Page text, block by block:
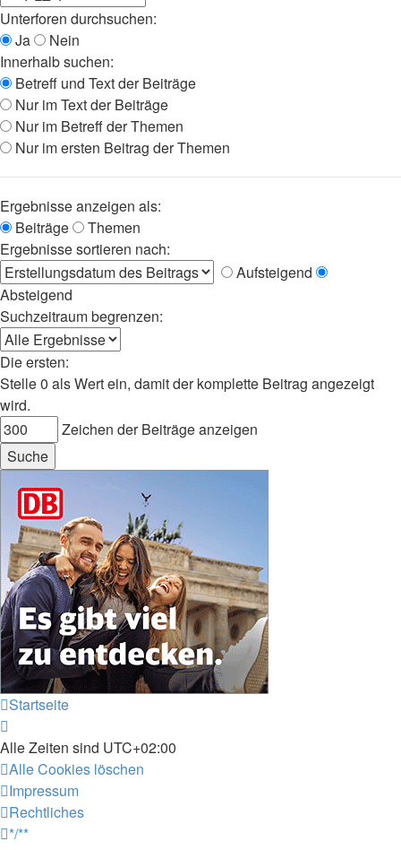
Unterforen durchsuchen:
Ja
Nein
Innerhalb suchen:
Betreff und Text der Beiträge
Nur im Text der Beiträge
Nur im Betreff der Themen
Nur im ersten Beitrag der Themen
Ergebnisse anzeigen als:
Beiträge
Themen
Ergebnisse sortieren nach:
Aufsteigend
Absteigend
Suchzeitraum begrenzen:
Die ersten:
Stelle 0 als Wert ein, damit der komplette Beitrag angezeigt
wird.
Zeichen der Beiträge anzeigen
Startseite
Alle Zeiten sind UTC+02:00
Alle Cookies löschen
Impressum
Rechtliches
*/**